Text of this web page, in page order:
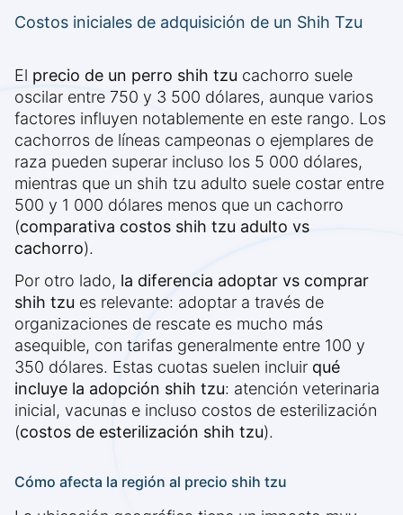
Costos iniciales de adquisición de un Shih Tzu
El precio de un perro shih tzu cachorro suele
oscilar entre 750 y 3 500 dólares, aunque varios
factores influyen notablemente en este rango. Los
cachorros de líneas campeonas o ejemplares de
raza pueden superar incluso los 5 000 dólares,
mientras que un shih tzu adulto suele costar entre
500 y 1 000 dólares menos que un cachorro
(comparativa costos shih tzu adulto vs
cachorro).
Por otro lado, la diferencia adoptar vs comprar
shih tzu es relevante: adoptar a través de
organizaciones de rescate es mucho más
asequible, con tarifas generalmente entre 100 y
350 dólares. Estas cuotas suelen incluir qué
incluye la adopción shih tzu: atención veterinaria
inicial, vacunas e incluso costos de esterilización
(costos de esterilización shih tzu).
Cómo afecta la región al precio shih tzu